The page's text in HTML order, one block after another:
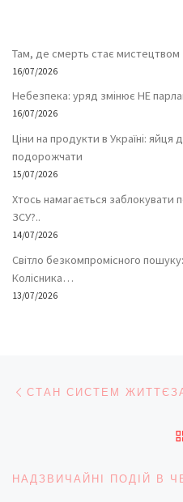
Там, де смерть стає мистецтвом
16/07/2026
Небезпека: уряд змінює НЕ
16/07/2026
Ціни на продукти в Україні:
подорожчати
15/07/2026
Хтось намагається заблокувати
ЗСУ?..
14/07/2026
Світло безкомпромісного пошуку:
Колісника…
13/07/2026
Навігація